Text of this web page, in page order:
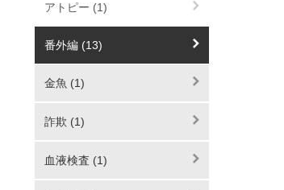
アトピー (1)
番外編 (13)
金魚 (1)
詐欺 (1)
血液検査 (1)